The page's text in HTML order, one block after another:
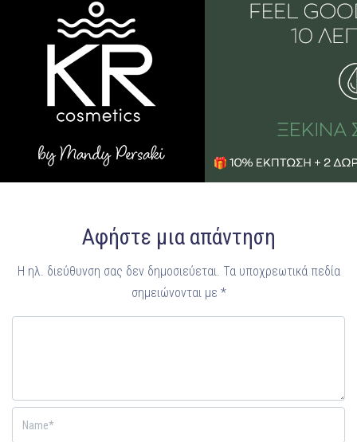
Αφήστε μια απάντηση
Η ηλ. διεύθυνση σας δεν δημοσιεύεται. Τα υποχρεωτικά πεδία
σημειώνονται με *